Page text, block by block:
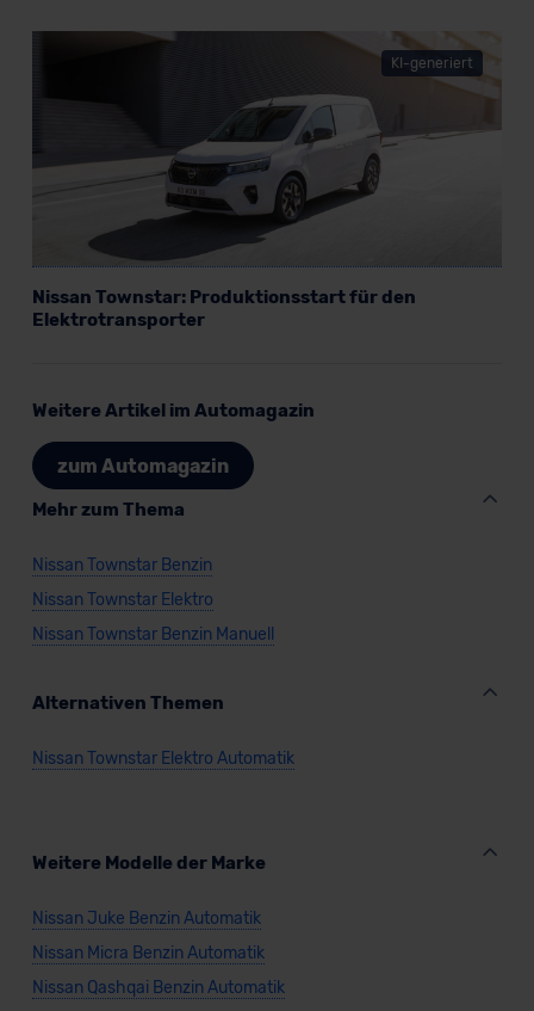
KI-generiert
Nissan Townstar: Produktionsstart für den
Elektrotransporter
Weitere Artikel im Automagazin
zum Automagazin
Mehr zum Thema
Nissan Townstar Benzin
Nissan Townstar Elektro
Nissan Townstar Benzin Manuell
Alternativen Themen
Nissan Townstar Elektro Automatik
Weitere Modelle der Marke
Nissan Juke Benzin Automatik
Nissan Micra Benzin Automatik
Nissan Qashqai Benzin Automatik